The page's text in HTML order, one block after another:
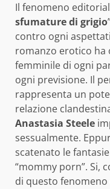
Il fenomeno
sfumature di grigio
contro ogni
romanzo erotico
femminile di ogni
ogni previsione. Il
rappresenta un
relazione
Anastasia Steele
sessualmente.
scatenato le
“mommy porn”. Si,
di questo